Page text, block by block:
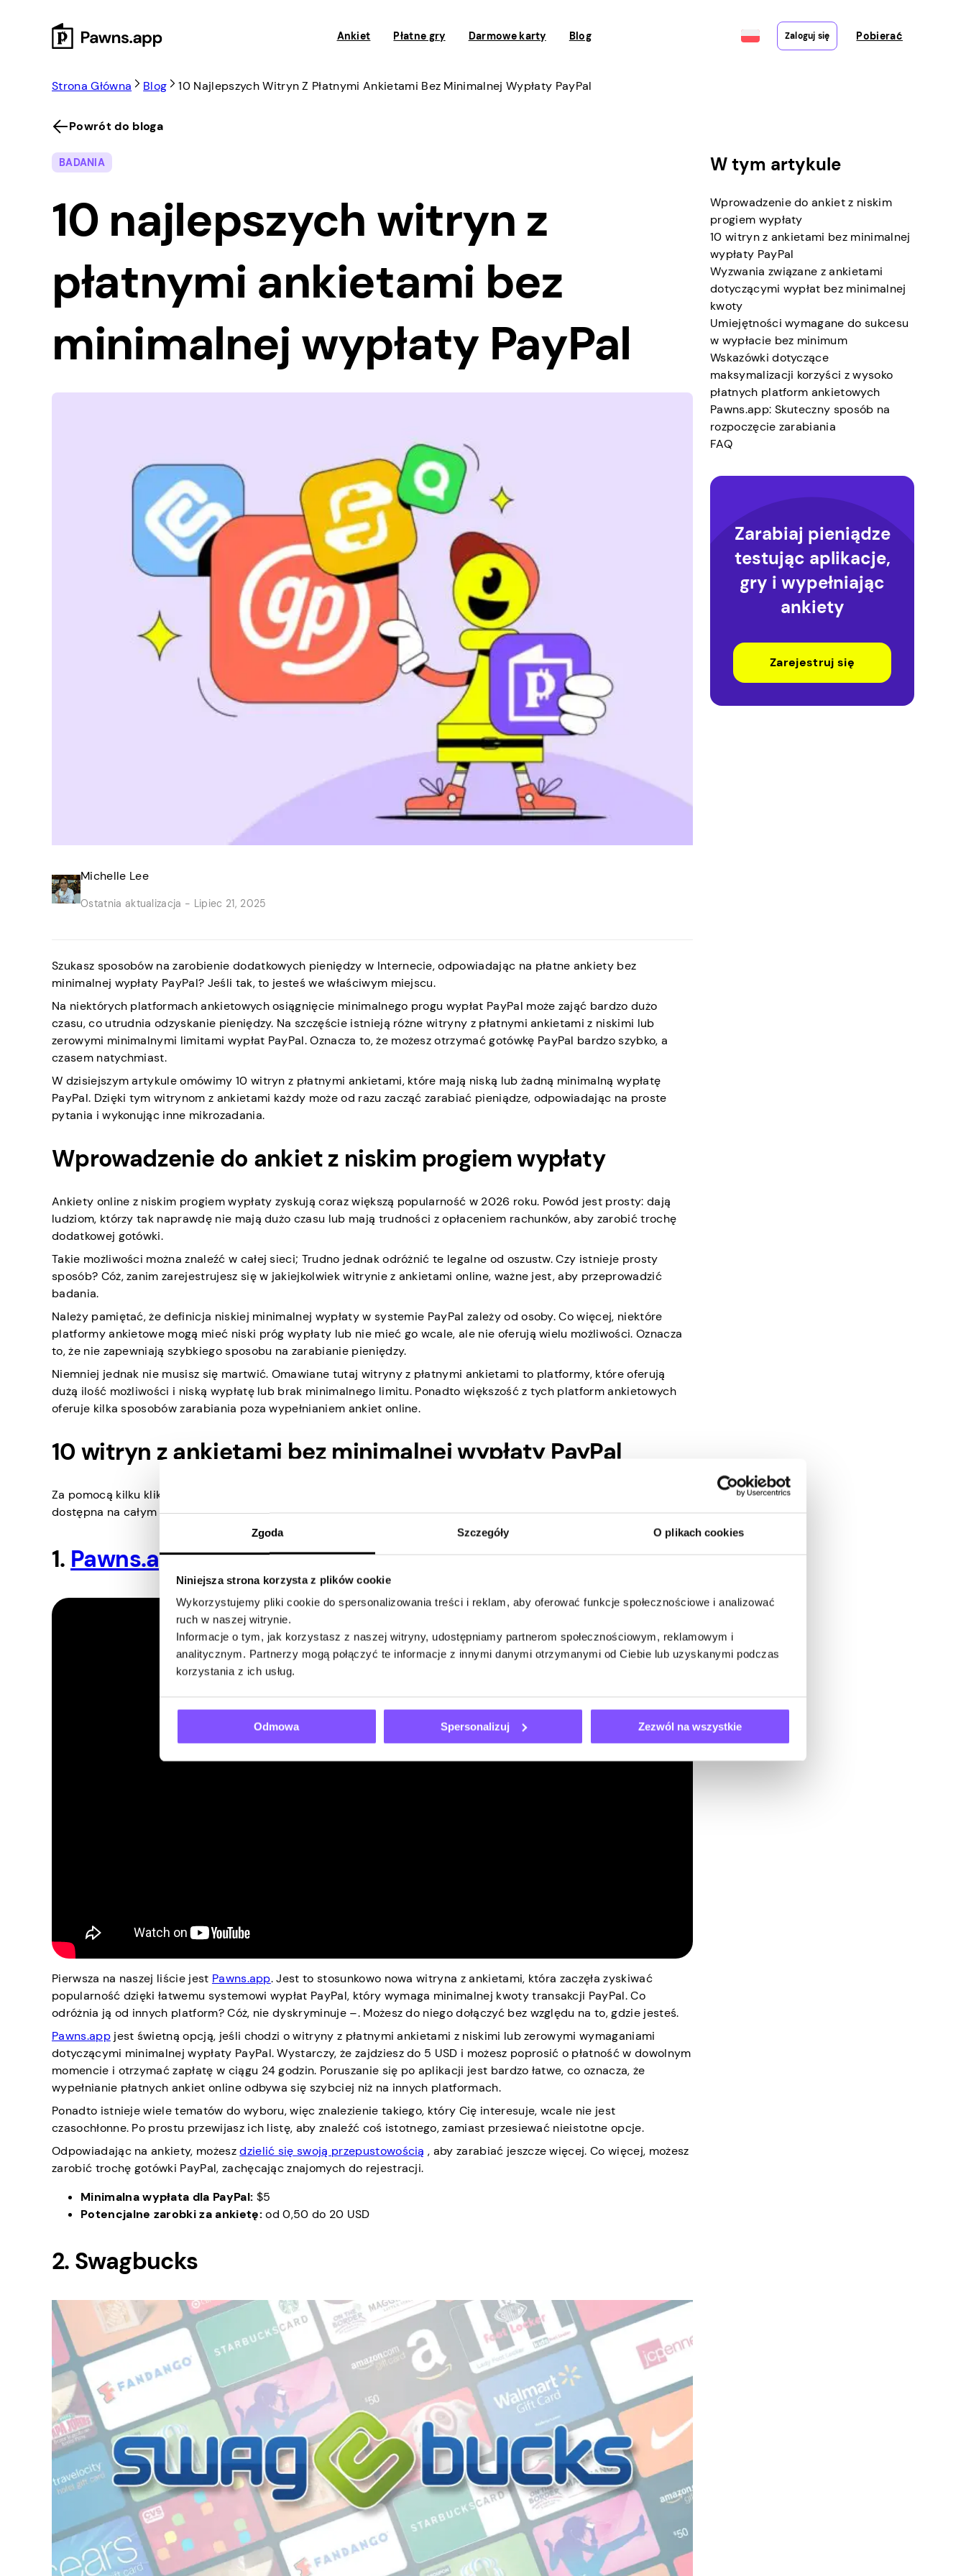
Zgoda Szczegóły O plikach cookies
Niniejsza strona korzysta z plików cookie
Wykorzystujemy pliki cookie do spersonalizowania treści i reklam, aby oferować funkcje społecznościowe i analizować
ruch w naszej witrynie.
Informacje o tym, jak korzystasz z naszej witryny, udostępniamy partnerom społecznościowym, reklamowym i
analitycznym. Partnerzy mogą połączyć te informacje z innymi danymi otrzymanymi od Ciebie lub uzyskanymi podczas
korzystania z ich usług.
Odmowa Spersonalizuj Zezwól na wszystkie
Ankiet Płatne gry Darmowe karty Blog Zaloguj się Pobierać
Strona Główna Blog 10 Najlepszych Witryn Z Płatnymi Ankietami Bez Minimalnej Wypłaty PayPal
Powrót do bloga
BADANIA
10 najlepszych witryn z
płatnymi ankietami bez
minimalnej wypłaty PayPal
Michelle Lee
Ostatnia aktualizacja - Lipiec 21, 2025
Szukasz sposobów na zarobienie dodatkowych pieniędzy w Internecie, odpowiadając na płatne ankiety bez
minimalnej wypłaty PayPal? Jeśli tak, to jesteś we właściwym miejscu.
Na niektórych platformach ankietowych osiągnięcie minimalnego progu wypłat PayPal może zająć bardzo dużo
czasu, co utrudnia odzyskanie pieniędzy. Na szczęście istnieją różne witryny z płatnymi ankietami z niskimi lub
zerowymi minimalnymi limitami wypłat PayPal. Oznacza to, że możesz otrzymać gotówkę PayPal bardzo szybko, a
czasem natychmiast.
W dzisiejszym artykule omówimy 10 witryn z płatnymi ankietami, które mają niską lub żadną minimalną wypłatę
PayPal. Dzięki tym witrynom z ankietami każdy może od razu zacząć zarabiać pieniądze, odpowiadając na proste
pytania i wykonując inne mikrozadania.
Wprowadzenie do ankiet z niskim progiem wypłaty
Ankiety online z niskim progiem wypłaty zyskują coraz większą popularność w 2026 roku. Powód jest prosty: dają
ludziom, którzy tak naprawdę nie mają dużo czasu lub mają trudności z opłaceniem rachunków, aby zarobić trochę
dodatkowej gotówki.
Takie możliwości można znaleźć w całej sieci; Trudno jednak odróżnić te legalne od oszustw. Czy istnieje prosty
sposób? Cóż, zanim zarejestrujesz się w jakiejkolwiek witrynie z ankietami online, ważne jest, aby przeprowadzić
badania.
Należy pamiętać, że definicja niskiej minimalnej wypłaty w systemie PayPal zależy od osoby. Co więcej, niektóre
platformy ankietowe mogą mieć niski próg wypłaty lub nie mieć go wcale, ale nie oferują wielu możliwości. Oznacza
to, że nie zapewniają szybkiego sposobu na zarabianie pieniędzy.
Niemniej jednak nie musisz się martwić. Omawiane tutaj witryny z płatnymi ankietami to platformy, które oferują
dużą ilość możliwości i niską wypłatę lub brak minimalnego limitu. Ponadto większość z tych platform ankietowych
oferuje kilka sposobów zarabiania poza wypełnianiem ankiet online.
10 witryn z ankietami bez minimalnej wypłaty PayPal
Za pomocą kilku kliknięć możesz zarejestrować się w witrynach z ankietami z tej listy. Większość z tych platform jest
dostępna na całym świecie, ale nie wszystkie. Zacznijmy.
1. Pawns.app
Pierwsza na naszej liście jest Pawns.app. Jest to stosunkowo nowa witryna z ankietami, która zaczęła zyskiwać
popularność dzięki łatwemu systemowi wypłat PayPal, który wymaga minimalnej kwoty transakcji PayPal. Co
odróżnia ją od innych platform? Cóż, nie dyskryminuje –. Możesz do niego dołączyć bez względu na to, gdzie jesteś.
Pawns.appjest świetną opcją, jeśli chodzi o witryny z płatnymi ankietami z niskimi lub zerowymi wymaganiami
dotyczącymi minimalnej wypłaty PayPal. Wystarczy, że zajdziesz do 5 USD i możesz poprosić o płatność w dowolnym
momencie i otrzymać zapłatę w ciągu 24 godzin. Poruszanie się po aplikacji jest bardzo łatwe, co oznacza, że
wypełnianie płatnych ankiet online odbywa się szybciej niż na innych platformach.
Ponadto istnieje wiele tematów do wyboru, więc znalezienie takiego, który Cię interesuje, wcale nie jest
czasochłonne. Po prostu przewijasz ich listę, aby znaleźć coś istotnego, zamiast przesiewać nieistotne opcje.
Odpowiadając na ankiety, możeszdzielić się swoją przepustowością , aby zarabiać jeszcze więcej. Co więcej, możesz
zarobić trochę gotówki PayPal, zachęcając znajomych do rejestracji.
Minimalna wypłata dla PayPal: $5
Potencjalne zarobki za ankietę:od 0,50 do 20 USD
2. Swagbucks
W tym artykule
Wprowadzenie do ankiet z niskim
progiem wypłaty
10 witryn z ankietami bez minimalnej
wypłaty PayPal
Wyzwania związane z ankietami
dotyczącymi wypłat bez minimalnej
kwoty
Umiejętności wymagane do sukcesu
w wypłacie bez minimum
Wskazówki dotyczące
maksymalizacji korzyści z wysoko
płatnych platform ankietowych
Pawns.app: Skuteczny sposób na
rozpoczęcie zarabiania
FAQ
Zarabiaj pieniądze
testując aplikacje,
gry i wypełniając
ankiety
Zarejestruj się